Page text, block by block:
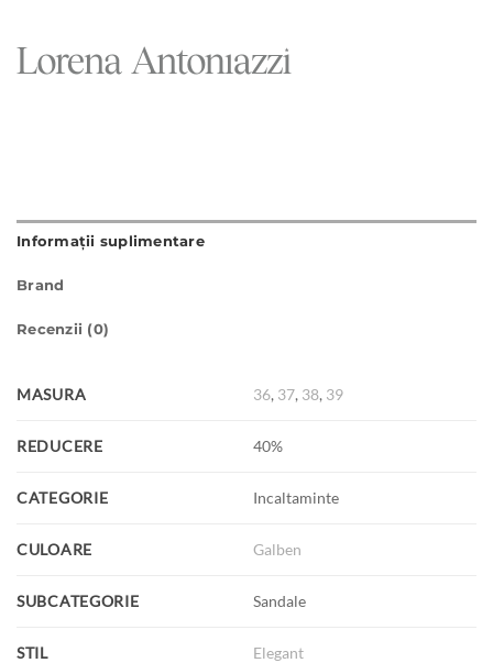
Informații suplimentare
Brand
Recenzii (0)
MASURA 36, 37, 38, 39
REDUCERE 40%
CATEGORIE Incaltaminte
CULOARE Galben
SUBCATEGORIE Sandale
STIL Elegant